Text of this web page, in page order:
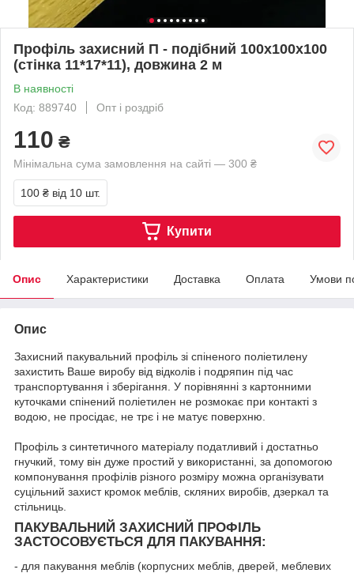
Профіль захисний П - подібний 100х100х100
(стінка 11*17*11), довжина 2 м
В наявності
Код: 889740
Опт і роздріб
110 ₴
Мінімальна сума замовлення на сайті — 300 ₴
100 ₴ від 10 шт.
Купити
Опис Характеристики Доставка Оплата Умови
Опис
Захисний пакувальний профіль зі спіненого поліетилену
захистить Ваше виробу від відколів і подряпин під час
транспортування і зберігання. У порівнянні з картонними
куточками спінений поліетилен не розмокає при контакті з
водою, не просідає, не трє і не матує поверхню.
Профіль з синтетичного матеріалу податливий і достатньо
гнучкий, тому він дуже простий у використанні, за допомогою
компонування профілів різного розміру можна організувати
суцільний захист кромок меблів, скляних виробів, дзеркал та
стільниць.
ПАКУВАЛЬНИЙ ЗАХИСНИЙ ПРОФІЛЬ
ЗАСТОСОВУЄТЬСЯ ДЛЯ ПАКУВАННЯ:
- для пакування меблів (корпусних меблів, дверей, меблевих